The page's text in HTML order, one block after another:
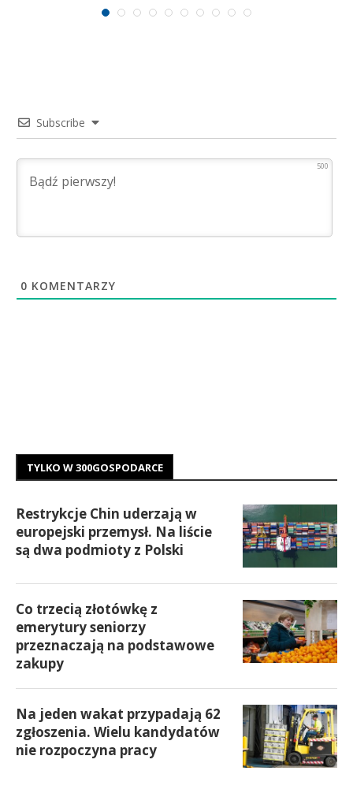
Subscribe
500
0 KOMENTARZY
TYLKO W 300GOSPODARCE
Restrykcje Chin uderzają w
europejski przemysł. Na liście
są dwa podmioty z Polski
Co trzecią złotówkę z
emerytury seniorzy
przeznaczają na podstawowe
zakupy
Na jeden wakat przypadają 62
zgłoszenia. Wielu kandydatów
nie rozpoczyna pracy